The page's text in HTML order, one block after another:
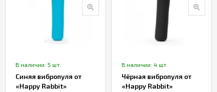
В наличии: 5 шт.
Синяя вибропуля от
«Happy Rabbit»
В наличии: 4 шт.
Чёрная вибропуля от
«Happy Rabbit»